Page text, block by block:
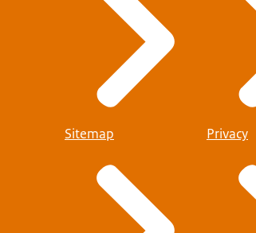
Sitemap Privacy